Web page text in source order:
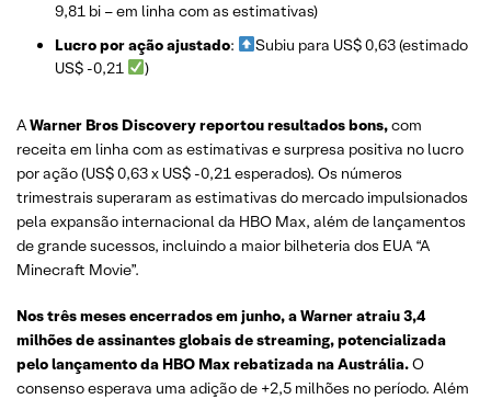
9,81 bi – em linha com as estimativas)
Lucro por ação ajustado:
Subiu para US$ 0,63 (estimado
US$ -0,21
)
AWarner Bros Discovery reportou resultados bons,com
receita em linha com as estimativas e surpresa positiva no lucro
por ação (US$ 0,63 x US$ -0,21 esperados). Os números
trimestrais superaram as estimativas do mercado impulsionados
pela expansão internacional da HBO Max, além de lançamentos
de grande sucessos, incluindo a maior bilheteria dos EUA “A
Minecraft Movie”.
Nos três meses encerrados em junho, a Warner atraiu 3,4
milhões de assinantes globais de streaming, potencializada
pelo lançamento da HBO Max rebatizada na Austrália.O
consenso esperava uma adição de +2,5 milhões no período. Além